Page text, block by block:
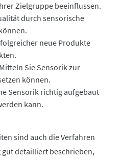
Zielgruppe beeinflussen.
durch sensorische
neue Produkte
Sie Sensorik zur
können.
Sensorik richtig aufgebaut
kann.
sind auch die Verfahren
detailliert beschrieben,